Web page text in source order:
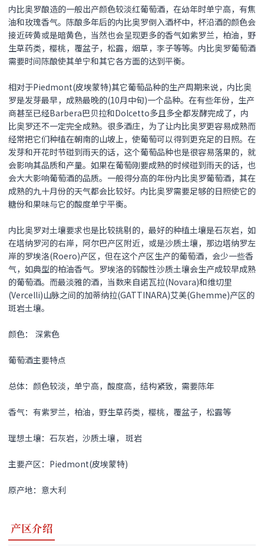
内比奥罗酿造的一般出产颜色较淡红葡萄酒，在幼年时单宁高，有焦
油和玫瑰香气。陈酿多年后的内比奥罗倒入酒杯中，杯沿酒的颜色会
接近砖黄或是暗黄色，当然也会呈现更多的香气如紫罗兰，柏油，野
生草药类，樱桃，覆盆子，松露，烟草，李子等等。内比奥罗葡萄酒
需要时间陈酿使其单宁和其它各方面的达到平衡。
相对于Piedmont(皮埃蒙特)其它葡萄品种的生产周期来说，内比奥
罗是发芽最早，成熟最晚的(10月中旬)一个品种。在有些年份，生产
商甚至已经Barbera巴贝拉和Dolcetto多且多全都发酵完成了，内
比奥罗还不一定完全成熟。很多酒庄，为了让内比奥罗更容易成熟而
经常把它们种植在朝南的山坡上，使葡萄可以得到更充足的日照。在
发芽和开花时节碰到雨天的话，这个葡萄品种也是很容易落果的，就
会影响其品质和产量。如果在葡萄刚要成熟的时候碰到雨天的话，也
会大大影响葡萄酒的品质。一般得分高的年份内比奥罗葡萄酒，其在
成熟的九十月份的天气都会比较好。内比奥罗需要足够的日照使它的
糖份和果味与它的酸度单宁平衡。
内比奥罗对土壤要求也是比较挑剔的，最好的种植土壤是石灰岩，如
在塔纳罗河的右岸，阿尔巴产区附近，或是沙质土壤，那边塔纳罗左
岸的罗埃洛(Roero)产区，但在这个产区生产的葡萄酒，会少一些香
气，如典型的柏油香气。罗埃洛的弱酸性沙质土壤会生产成较早成熟
的葡萄酒。而最淡雅的酒，当数来自诺瓦拉(Novara)和维切里
(Vercelli)山脉之间的加蒂纳拉(GATTINARA)艾美(Ghemme)产区的
斑岩土壤。
颜色： 深紫色
葡萄酒主要特点
总体：颜色较淡，单宁高，酸度高，结构紧致，需要陈年
香气：有紫罗兰，柏油，野生草药类，樱桃，覆盆子，松露等
理想土壤：石灰岩，沙质土壤， 斑岩
主要产区：Piedmont(皮埃蒙特)
原产地：意大利
产区介绍